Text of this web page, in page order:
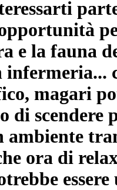
e la fauna
magari
di scendere
ambiente
ora di